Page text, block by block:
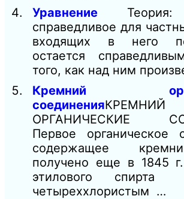
Уравнение Теория:
справедливое для
входящих в него
остается
того, как над ним
Кремний
соединенияКРЕМНИЙ
ОРГАНИЧЕСКИЕ
Первое органическое
содержащее
получено еще в 1845
этилового
четыреххлористым …